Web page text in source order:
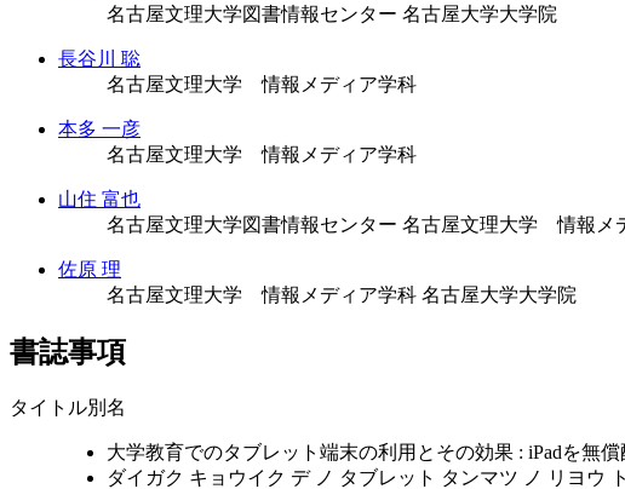
名古屋文理大学図書情報センター 名古屋大学大学院
長谷川 聡
名古屋文理大学 情報メディア学科
本多 一彦
名古屋文理大学 情報メディア学科
山住 富也
名古屋文理大学図書情報センター 名古屋文理大学 情報メ
佐原 理
名古屋文理大学 情報メディア学科 名古屋大学大学院
書誌事項
タイトル別名
大学教育でのタブレット端末の利用とその効果 : iPadを無
ダイガク キョウイク デ ノ タブレット タンマツ ノ リヨウ